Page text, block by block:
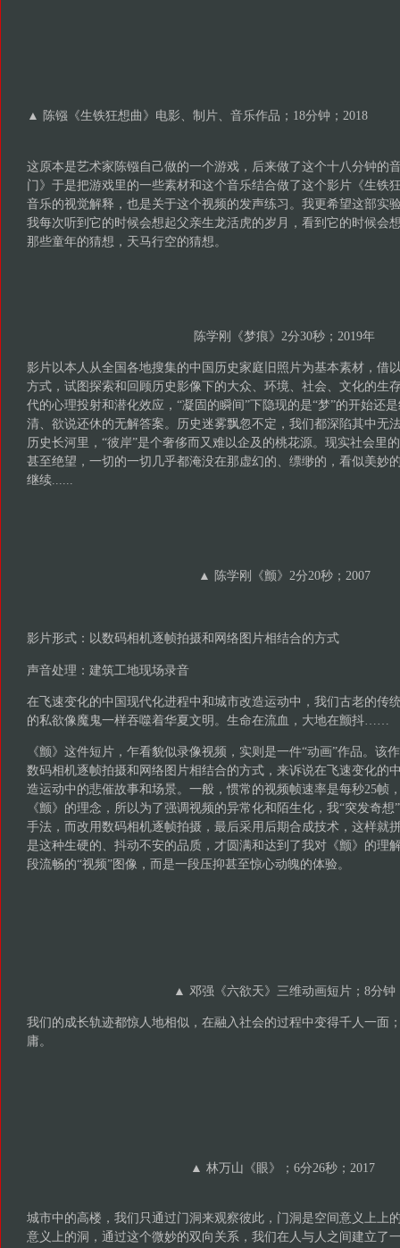
▲ 陈镪《生铁狂想曲》电影、制片、音乐作品；18分钟；2018
这原本是艺术家陈镪自己做的一个游戏，后来做了这个十八分钟的
门》于是把游戏里的一些素材和这个音乐结合做了这个影片《生铁
音乐的视觉解释，也是关于这个视频的发声练习。我更希望这部实
我每次听到它的时候会想起父亲生龙活虎的岁月，看到它的时候会
那些童年的猜想，天马行空的猜想。
陈学刚《梦痕》2分30秒；2019年
影片以本人从全国各地搜集的中国历史家庭旧照片为基本素材，借
方式，试图探索和回顾历史影像下的大众、环境、社会、文化的生
代的心理投射和潜化效应，“凝固的瞬间”下隐现的是“梦”的开始还
清、欲说还休的无解答案。历史迷雾飘忽不定，我们都深陷其中无
历史长河里，“彼岸”是个奢侈而又难以企及的桃花源。现实社会里
甚至绝望，一切的一切几乎都淹没在那虚幻的、缥缈的，看似美妙
继续......
▲ 陈学刚《颤》2分20秒；2007
影片形式：以数码相机逐帧拍摄和网络图片相结合的方式
声音处理：建筑工地现场录音
在飞速变化的中国现代化进程中和城市改造运动中，我们古老的传
的私欲像魔鬼一样吞噬着华夏文明。生命在流血，大地在颤抖……
《颤》这件短片，乍看貌似录像视频，实则是一件“动画”作品。该
数码相机逐帧拍摄和网络图片相结合的方式，来诉说在飞速变化的
造运动中的悲催故事和场景。一般，惯常的视频帧速率是每秒25帧
《颤》的理念，所以为了强调视频的异常化和陌生化，我“突发奇
手法，而改用数码相机逐帧拍摄，最后采用后期合成技术，这样就
是这种生硬的、抖动不安的品质，才圆满和达到了我对《颤》的理
段流畅的“视频”图像，而是一段压抑甚至惊心动魄的体验。
▲ 邓强《六欲天》三维动画短片；8分钟
我们的成长轨迹都惊人地相似，在融入社会的过程中变得千人一面
庸。
▲ 林万山《眼》；6分26秒；2017
城市中的高楼，我们只通过门洞来观察彼此，门洞是空间意义上上
意义上的洞，通过这个微妙的双向关系，我们在人与人之间建立了